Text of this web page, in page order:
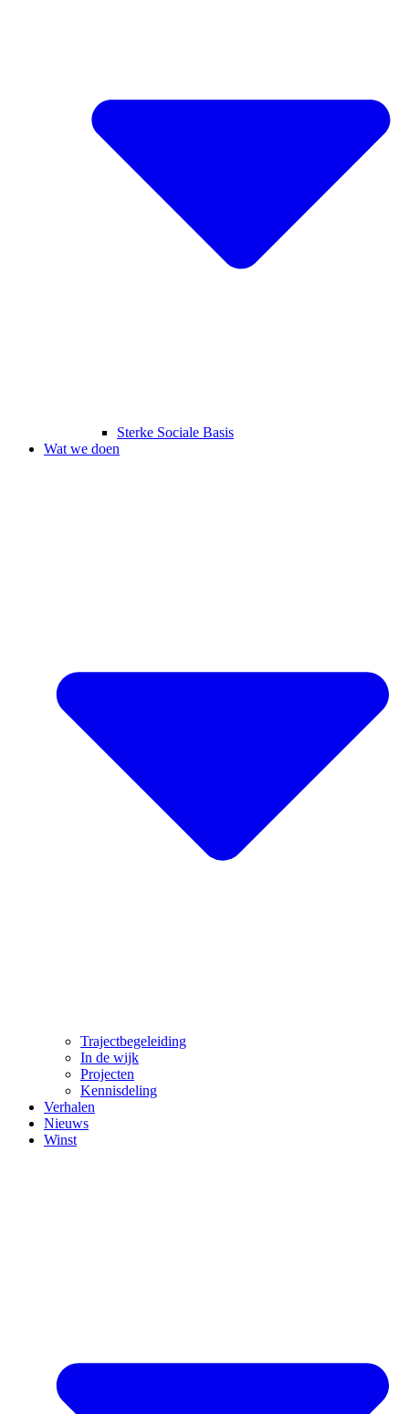
Sterke Sociale Basis
Wat we doen
Trajectbegeleiding
In de wijk
Projecten
Kennisdeling
Verhalen
Nieuws
Winst